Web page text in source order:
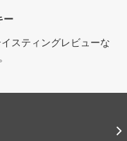
ー
スティングレビューな